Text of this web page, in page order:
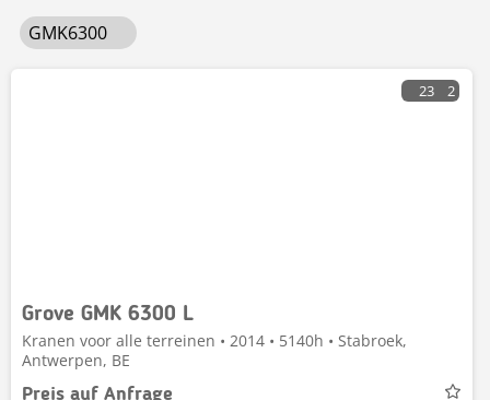
GMK6300
23 2
Grove GMK 6300 L
Kranen voor alle terreinen • 2014 • 5140h • Stabroek,
Antwerpen, BE
Preis auf Anfrage